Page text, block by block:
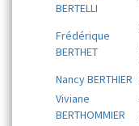
BERTELLI
Frédérique
BERTHET
Nancy BERTHIER
Viviane
BERTHOMMIER